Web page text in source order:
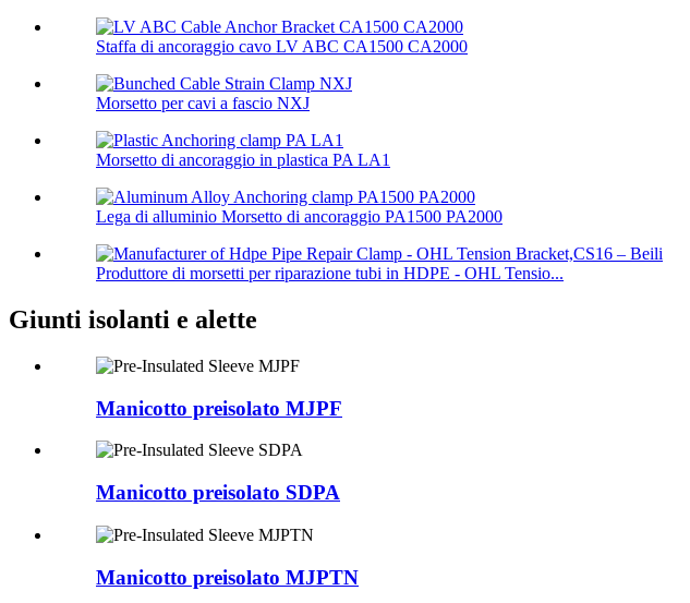
Staffa di ancoraggio cavo LV ABC CA1500 CA2000
Morsetto per cavi a fascio NXJ
Morsetto di ancoraggio in plastica PA LA1
Lega di alluminio Morsetto di ancoraggio PA1500 PA2000
Produttore di morsetti per riparazione tubi in HDPE - OHL Tensio...
Giunti isolanti e alette
Manicotto preisolato MJPF
Manicotto preisolato SDPA
Manicotto preisolato MJPTN